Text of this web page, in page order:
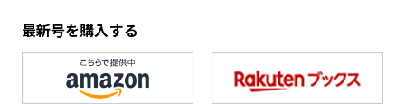
最新号を購入する